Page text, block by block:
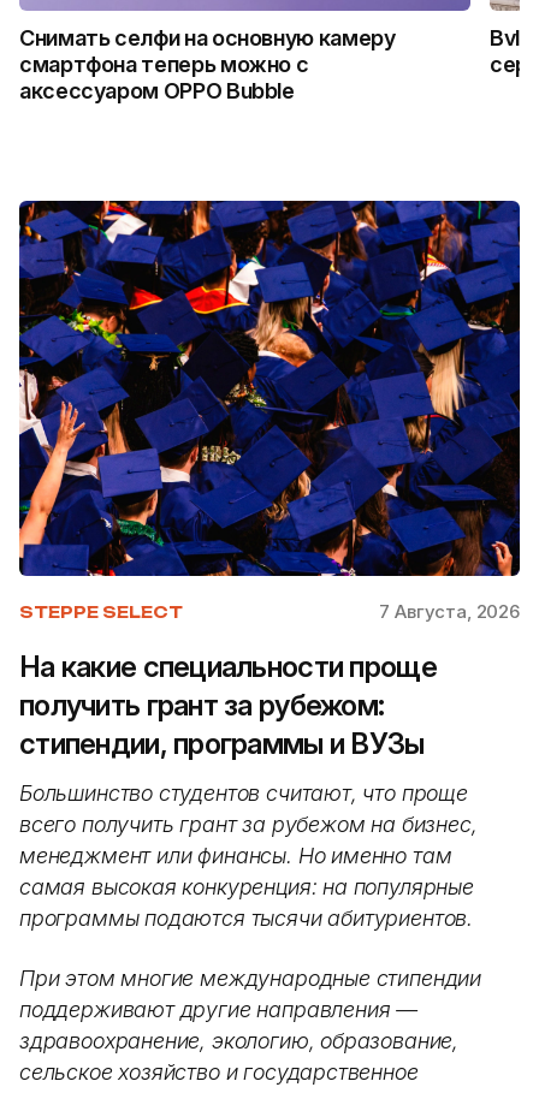
Снимать селфи на основную камеру
смартфона теперь можно с
аксессуаром OPPO Bubble
STEPPE SELECT 7 Августа, 2026
На какие специальности проще
получить грант за рубежом:
стипендии, программы и ВУЗы
Большинство студентов считают, что проще
всего получить грант за рубежом на бизнес,
менеджмент или финансы. Но именно там
самая высокая конкуренция: на популярные
программы подаются тысячи абитуриентов.
При этом многие международные стипендии
поддерживают другие направления —
здравоохранение, экологию, образование,
сельское хозяйство и государственное